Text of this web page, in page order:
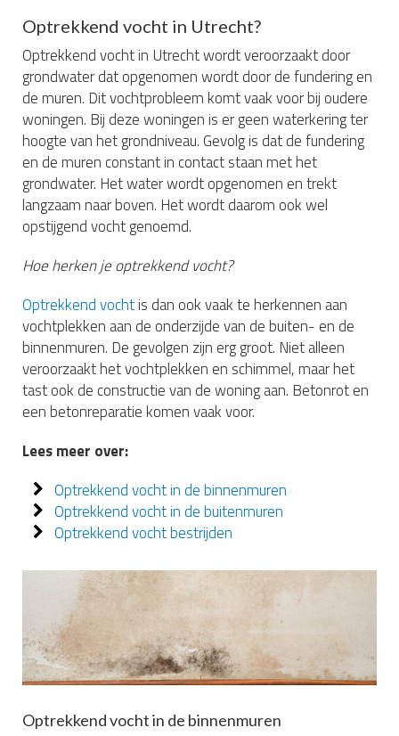
Optrekkend vocht in Utrecht?
Optrekkend vocht in Utrecht wordt veroorzaakt door
grondwater dat opgenomen wordt door de fundering en
de muren. Dit vochtprobleem komt vaak voor bij oudere
woningen. Bij deze woningen is er geen waterkering ter
hoogte van het grondniveau. Gevolg is dat de fundering
en de muren constant in contact staan met het
grondwater. Het water wordt opgenomen en trekt
langzaam naar boven. Het wordt daarom ook wel
opstijgend vocht genoemd.
Hoe herken je optrekkend vocht?
Optrekkend vochtis dan ook vaak te herkennen aan
vochtplekken aan de onderzijde van de buiten- en de
binnenmuren. De gevolgen zijn erg groot. Niet alleen
veroorzaakt het vochtplekken en schimmel, maar het
tast ook de constructie van de woning aan. Betonrot en
een betonreparatie komen vaak voor.
Lees meer over:
Optrekkend vocht in de binnenmuren
Optrekkend vocht in de buitenmuren
Optrekkend vocht bestrijden
Optrekkend vocht in de binnenmuren